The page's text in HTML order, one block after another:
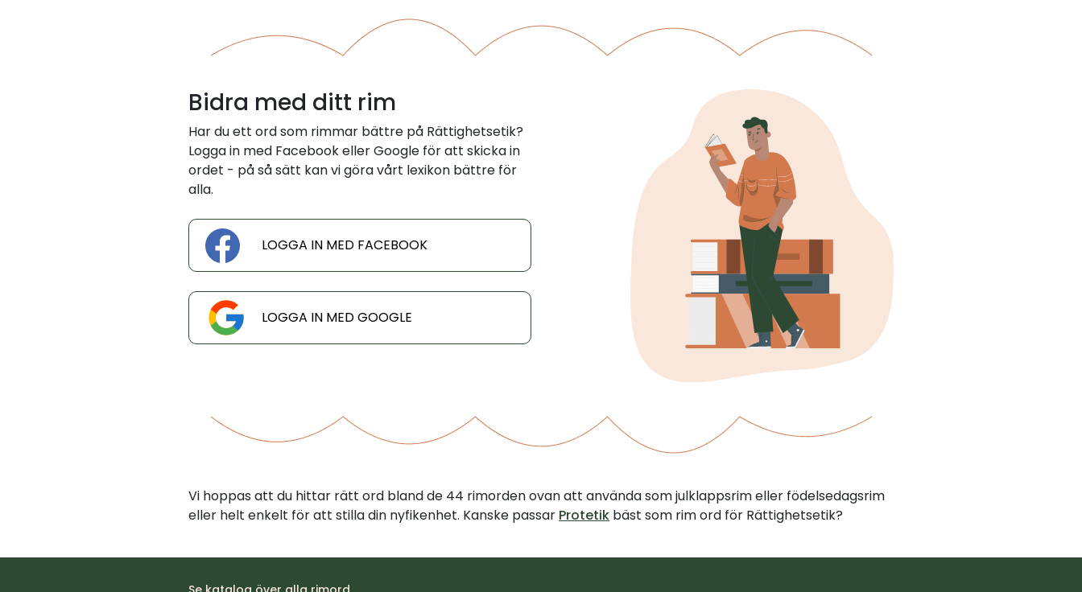
Bidra med ditt rim
Har du ett ord som rimmar bättre på Rättighetsetik?
Logga in med Facebook eller Google för att skicka in
ordet - på så sätt kan vi göra vårt lexikon bättre för
alla.
LOGGA IN MED FACEBOOK
LOGGA IN MED GOOGLE
Vi hoppas att du hittar rätt ord bland de 44 rimorden ovan att använda som julklappsrim eller födelsedagsrim
eller helt enkelt för att stilla din nyfikenhet. Kanske passar Protetik bäst som rim ord för Rättighetsetik?